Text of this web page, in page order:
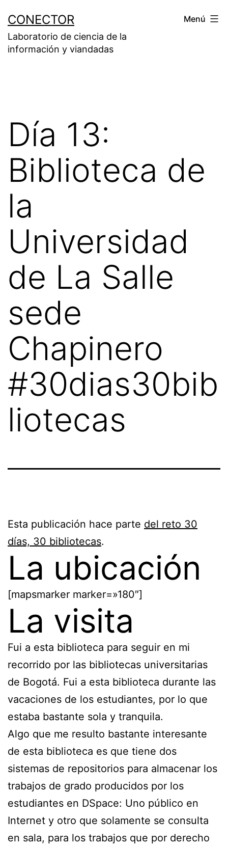
contenido
CONECTOR
Laboratorio de ciencia de la
información y viandadas
Menú
Día 13:
Biblioteca de
la
Universidad
de La Salle
sede
Chapinero
#30dias30bib
liotecas
Esta publicación hace parte del reto 30
días, 30 bibliotecas.
La ubicación
[mapsmarker marker=»180″]
La visita
Fui a esta biblioteca para seguir en mi
recorrido por las bibliotecas universitarias
de Bogotá. Fui a esta biblioteca durante las
vacaciones de los estudiantes, por lo que
estaba bastante sola y tranquila.
Algo que me resulto bastante interesante
de esta biblioteca es que tiene dos
sistemas de repositorios para almacenar los
trabajos de grado producidos por los
estudiantes en DSpace: Uno público en
Internet y otro que solamente se consulta
en sala, para los trabajos que por derecho